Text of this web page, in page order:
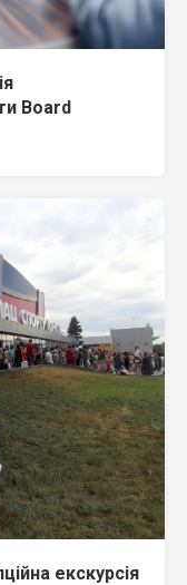
Board
екскурсія